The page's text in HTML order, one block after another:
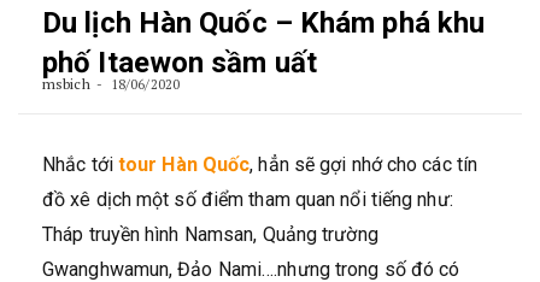
Du lịch Hàn Quốc – Khám phá khu
phố Itaewon sầm uất
msbich 18/06/2020
Nhắc tới tour Hàn Quốc, hẳn sẽ gợi nhớ cho các tín
đồ xê dịch một số điểm tham quan nổi tiếng như:
Tháp truyền hình Namsan, Quảng trường
Gwanghwamun, Đảo Nami….nhưng trong số đó có